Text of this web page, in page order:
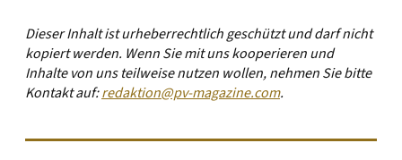
Dieser Inhalt ist urheberrechtlich geschützt und darf nicht
kopiert werden. Wenn Sie mit uns kooperieren und
Inhalte von uns teilweise nutzen wollen, nehmen Sie bitte
Kontakt auf:redaktion@pv-magazine.com.